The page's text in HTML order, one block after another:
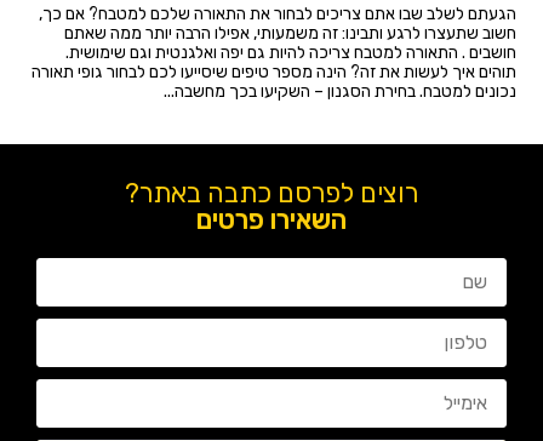
הגעתם לשלב שבו אתם צריכים לבחור את התאורה שלכם למטבח? אם כך,
חשוב שתעצרו לרגע ותבינו: זה משמעותי, אפילו הרבה יותר ממה שאתם
חושבים . התאורה למטבח צריכה להיות גם יפה ואלגנטית וגם שימושית.
תוהים איך לעשות את זה? הינה מספר טיפים שיסייעו לכם לבחור גופי תאורה
נכונים למטבח. בחירת הסגנון – השקיעו בכך מחשבה...
רוצים לפרסם כתבה באתר?
השאירו פרטים